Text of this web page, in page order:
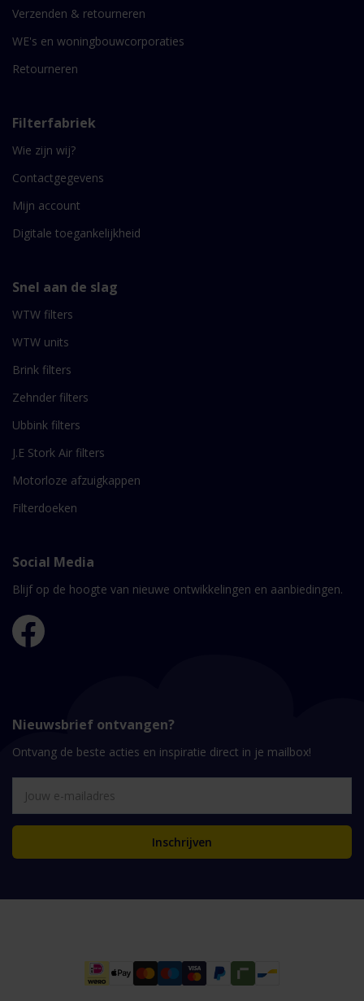
Verzenden & retourneren
WE's en woningbouwcorporaties
Retourneren
Filterfabriek
Wie zijn wij?
Contactgegevens
Mijn account
Digitale toegankelijkheid
Snel aan de slag
WTW filters
WTW units
Brink filters
Zehnder filters
Ubbink filters
J.E Stork Air filters
Motorloze afzuigkappen
Filterdoeken
Social Media
Blijf op de hoogte van nieuwe ontwikkelingen en aanbiedingen.
Nieuwsbrief ontvangen?
Ontvang de beste acties en inspiratie direct in je mailbox!
Inschrijven